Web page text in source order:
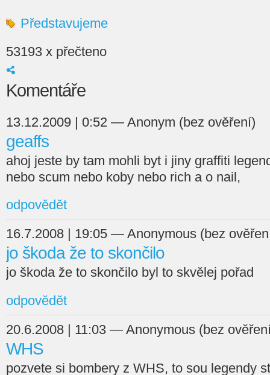
Představujeme
53193 x přečteno
Komentáře
13.12.2009 | 0:52 — Anonym (bez ověření)
geaffs
ahoj jeste by tam mohli byt i jiny graffiti
nebo scum nebo koby nebo rich a o nail,
odpovědět
16.7.2008 | 19:05 — Anonymous (bez
jo škoda že to skončilo
jo škoda že to skončilo byl to skvělej pořad
odpovědět
20.6.2008 | 11:03 — Anonymous (bez
WHS
pozvete si bombery z WHS, to sou legendy